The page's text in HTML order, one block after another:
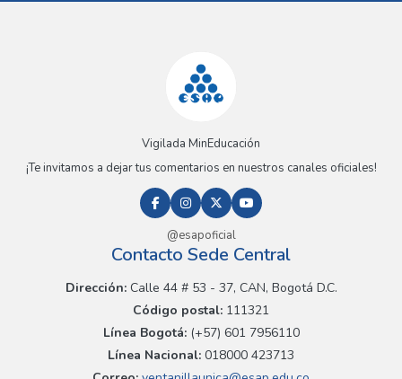
Vigilada MinEducación
¡Te invitamos a dejar tus comentarios en nuestros canales oficiales!
@esapoficial
Contacto Sede Central
Dirección:Calle 44 # 53 - 37, CAN, Bogotá D.C.
Código postal: 111321
Línea Bogotá:(+57) 601 7956110
Línea Nacional: 018000 423713